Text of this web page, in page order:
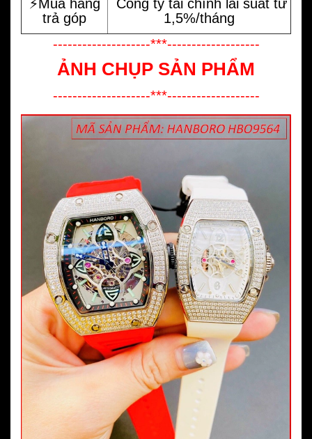
⚡️Mua hàng
trả góp
Công ty tài chính lãi suất từ
1,5%/tháng
--------------------***-------------------
ẢNH CHỤP SẢN PHẨM
--------------------***-------------------